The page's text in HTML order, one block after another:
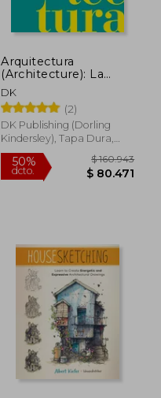
50%
dcto.
Arquitectura
(Architecture): La
Historia Visual
Definitiva
DK
(2)
DK Publishing (Dorling
Kindersley), Tapa Dura,
Nuevo